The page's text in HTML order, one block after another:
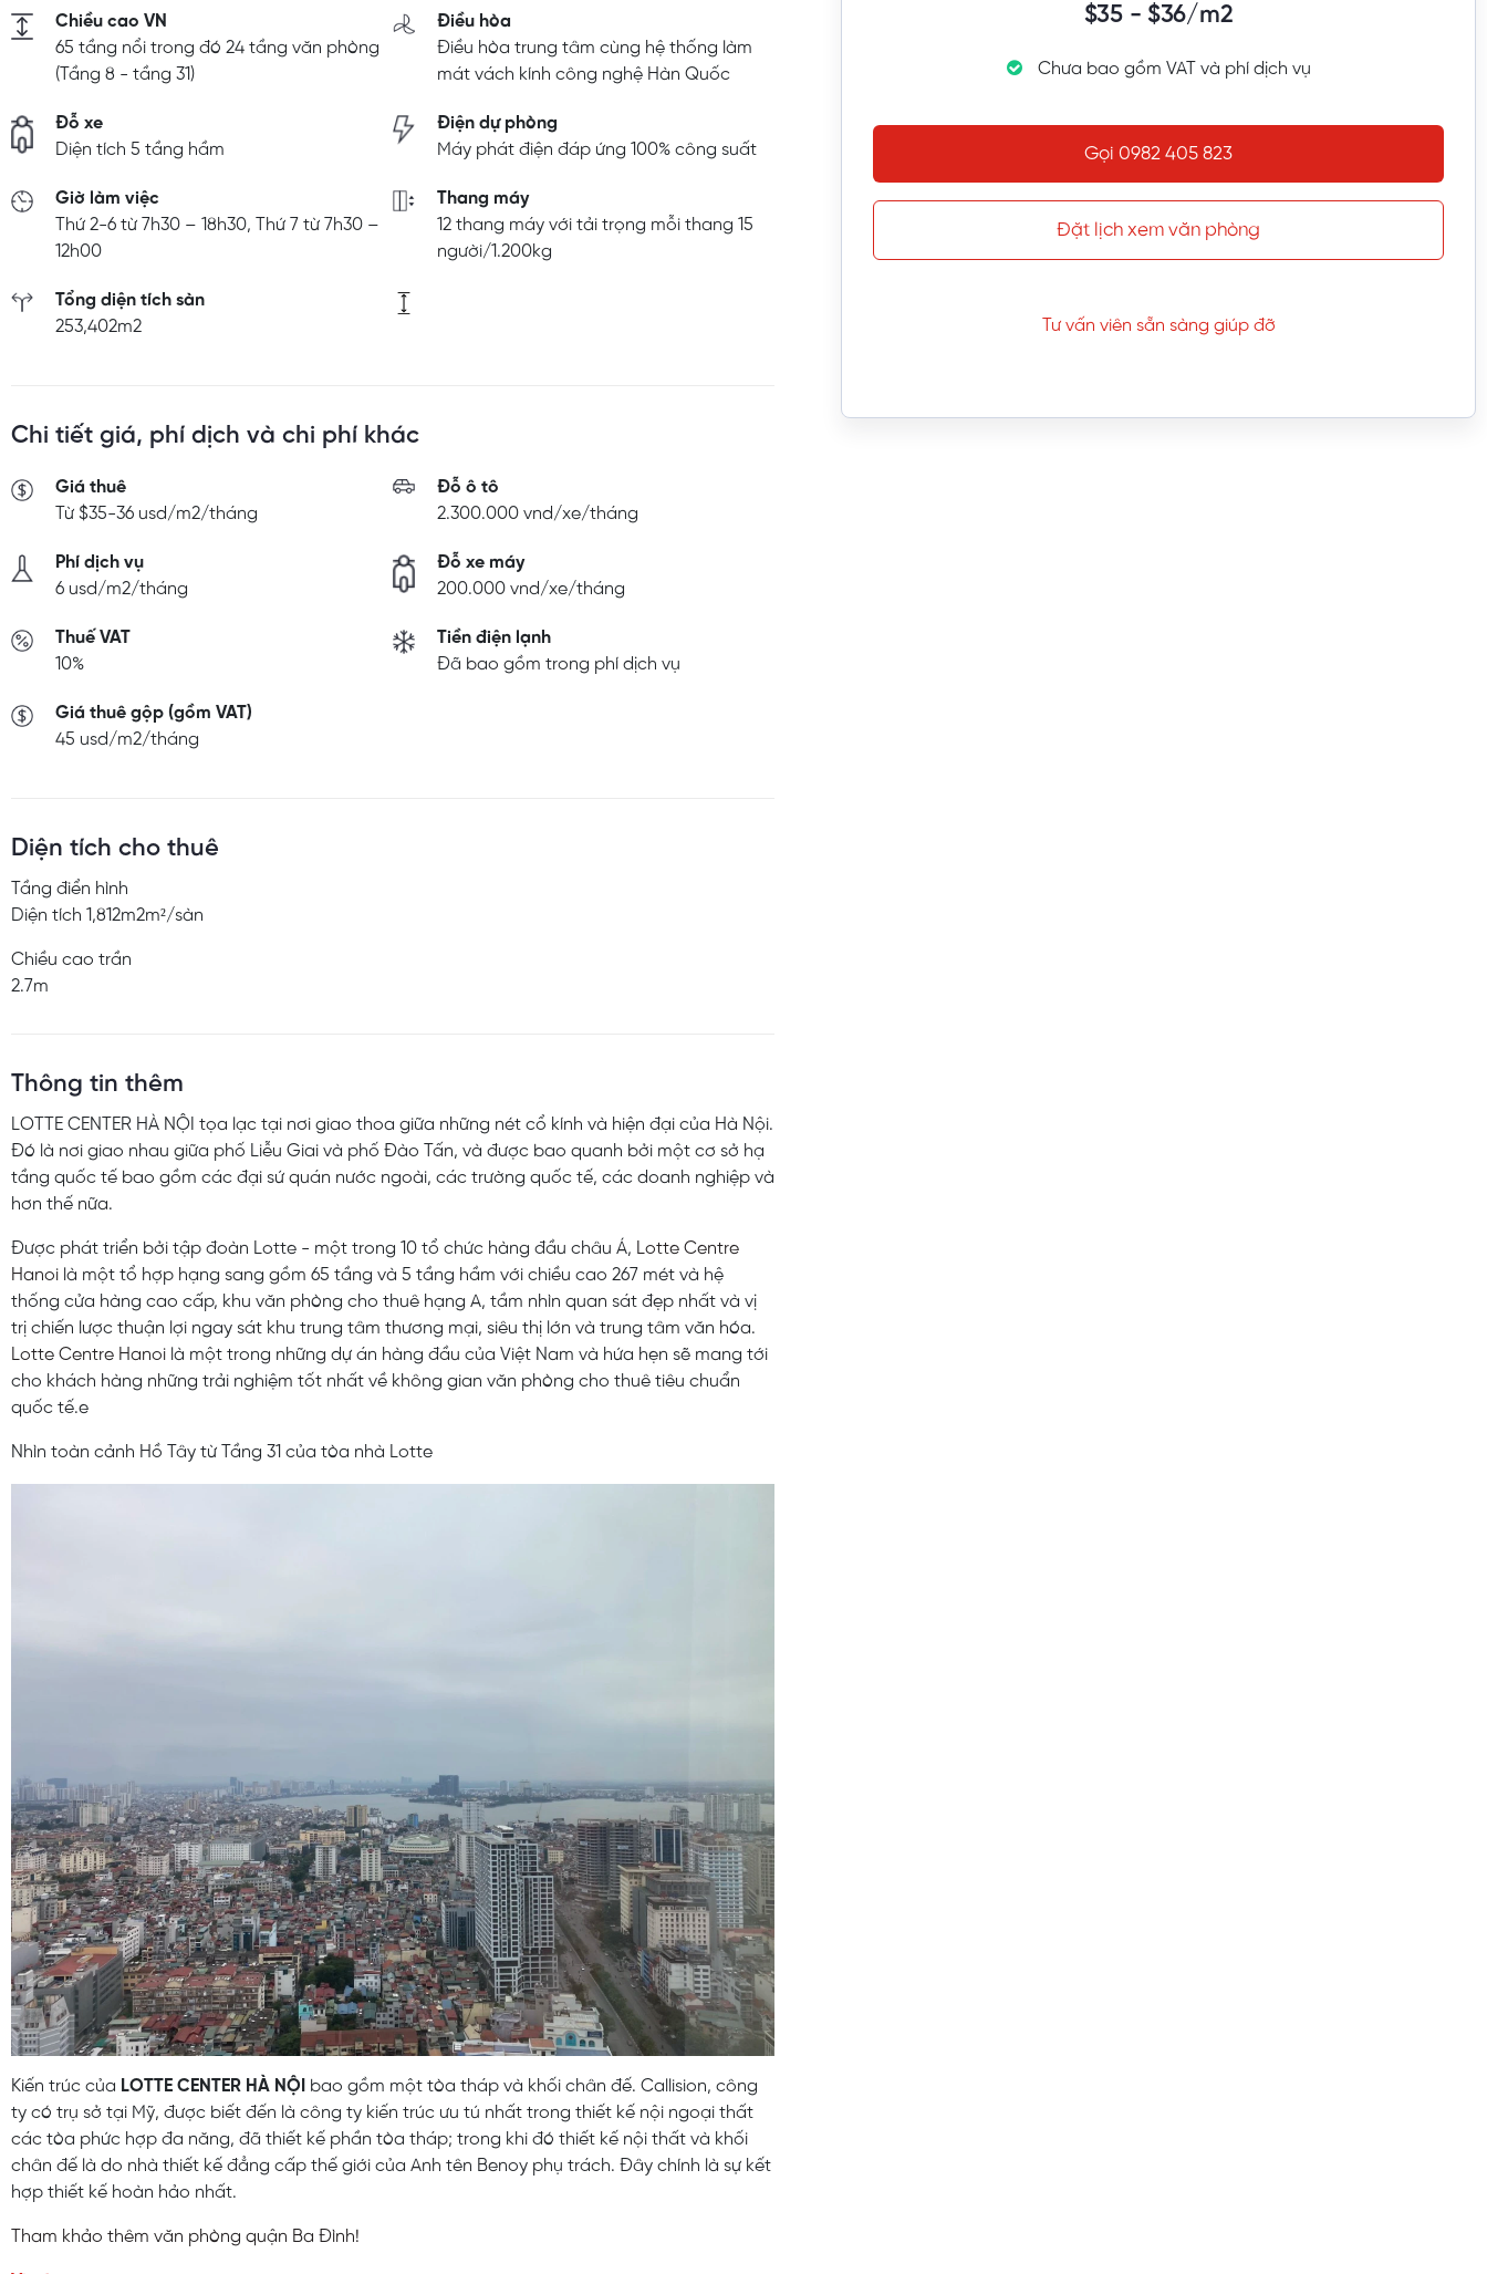
Chiều cao VN
65 tầng nổi trong đó 24 tầng văn phòng
(Tầng 8 - tầng 31)
Điều hòa
Điều hòa trung tâm cùng hệ thống làm
mát vách kính công nghệ Hàn Quốc
Đỗ xe
Diện tích 5 tầng hầm
Điện dự phòng
Máy phát điện đáp ứng 100% công suất
Giờ làm việc
Thứ 2-6 từ 7h30 – 18h30, Thứ 7 từ 7h30 –
12h00
Thang máy
12 thang máy với tải trọng mỗi thang 15
người/1.200kg
Tổng diện tích sàn
253,402m2
Chi tiết giá, phí dịch và chi phí khác
Giá thuê
Từ $35-36 usd/m2/tháng
Đỗ ô tô
2.300.000 vnd/xe/tháng
Phí dịch vụ
6 usd/m2/tháng
Đỗ xe máy
200.000 vnd/xe/tháng
Thuế VAT
10%
Tiền điện lạnh
Đã bao gồm trong phí dịch vụ
Giá thuê gộp (gồm VAT)
45 usd/m2/tháng
Diện tích cho thuê
Tầng điển hình
Diện tích 1,812m2m²/sàn
Chiều cao trần
2.7m
Thông tin thêm
LOTTE CENTER HÀ NỘI tọa lạc tại nơi giao thoa giữa những nét cổ kính và hiện đại của Hà Nội.
Đó là nơi giao nhau giữa phố Liễu Giai và phố Đào Tấn, và được bao quanh bởi một cơ sở hạ
tầng quốc tế bao gồm các đại sứ quán nước ngoài, các trường quốc tế, các doanh nghiệp và
hơn thế nữa.
Được phát triển bởi tập đoàn Lotte - một trong 10 tổ chức hàng đầu châu Á, Lotte Centre
Hanoi là một tổ hợp hạng sang gồm 65 tầng và 5 tầng hầm với chiều cao 267 mét và hệ
thống cửa hàng cao cấp, khu văn phòng cho thuê hạng A, tầm nhìn quan sát đẹp nhất và vị
trị chiến lược thuận lợi ngay sát khu trung tâm thương mại, siêu thị lớn và trung tâm văn hóa.
Lotte Centre Hanoi là một trong những dự án hàng đầu của Việt Nam và hứa hẹn sẽ mang tới
cho khách hàng những trải nghiệm tốt nhất về không gian văn phòng cho thuê tiêu chuẩn
quốc tế.e
Nhìn toàn cảnh Hồ Tây từ Tầng 31 của tòa nhà Lotte
Kiến trúc của LOTTE CENTER HÀ NỘI bao gồm một tòa tháp và khối chân đế. Callision, công
ty có trụ sở tại Mỹ, được biết đến là công ty kiến trúc ưu tú nhất trong thiết kế nội ngoại thất
các tòa phức hợp đa năng, đã thiết kế phần tòa tháp; trong khi đó thiết kế nội thất và khối
chân đế là do nhà thiết kế đẳng cấp thế giới của Anh tên Benoy phụ trách. Đây chính là sự kết
hợp thiết kế hoàn hảo nhất.
Tham khảo thêm văn phòng quận Ba Đình!
$35 - $36/m2
Chưa bao gồm VAT và phí dịch vụ
Gọi 0982 405 823
Đặt lịch xem văn phòng
Tư vấn viên sẵn sàng giúp đỡ